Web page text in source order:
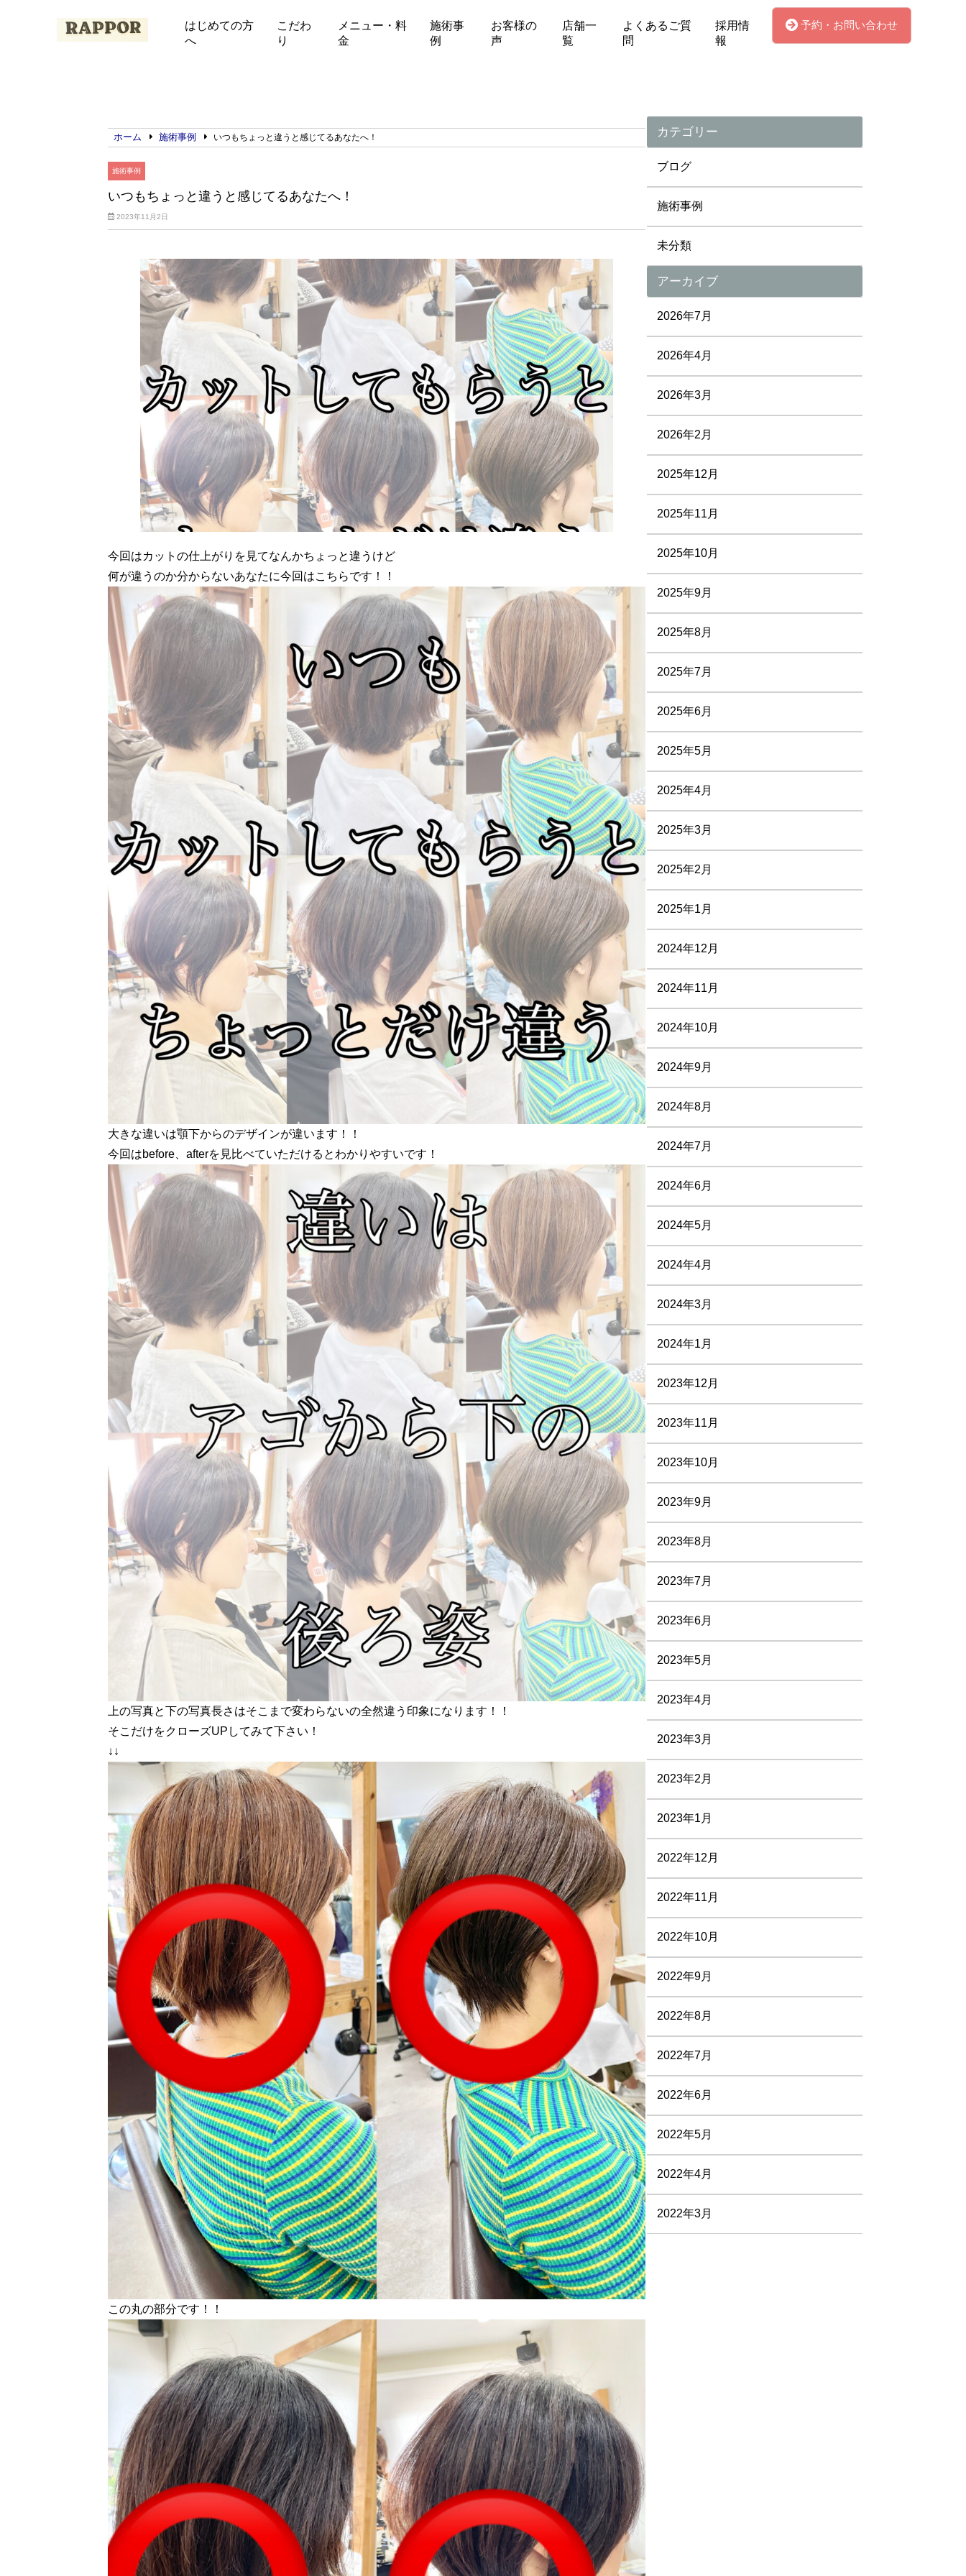
はじめての方
へ
こだわ
り
メニュー・料
金
施術事
例
お客様の
声
店舗一
覧
よくあるご質
問
採用情
報
予約・お問い合わせ
ホーム 施術事例 いつもちょっと違うと感じてるあなたへ！
施術事例
いつもちょっと違うと感じてるあなたへ！
2023年11月2日
今回はカットの仕上がりを見てなんかちょっと違うけど
何が違うのか分からないあなたに今回はこちらです！！
大きな違いは顎下からのデザインが違います！！
今回はbefore、afterを見比べていただけるとわかりやすいです！
上の写真と下の写真長さはそこまで変わらないの全然違う印象になります！！
そこだけをクローズUPしてみて下さい！
↓↓
この丸の部分です！！
カテゴリー
ブログ
施術事例
未分類
アーカイブ
2026年7月
2026年4月
2026年3月
2026年2月
2025年12月
2025年11月
2025年10月
2025年9月
2025年8月
2025年7月
2025年6月
2025年5月
2025年4月
2025年3月
2025年2月
2025年1月
2024年12月
2024年11月
2024年10月
2024年9月
2024年8月
2024年7月
2024年6月
2024年5月
2024年4月
2024年3月
2024年1月
2023年12月
2023年11月
2023年10月
2023年9月
2023年8月
2023年7月
2023年6月
2023年5月
2023年4月
2023年3月
2023年2月
2023年1月
2022年12月
2022年11月
2022年10月
2022年9月
2022年8月
2022年7月
2022年6月
2022年5月
2022年4月
2022年3月